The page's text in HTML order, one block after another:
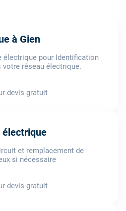
à Gien
électrique pour Identification
réseau électrique.
devis gratuit
et remplacement de
si nécessaire
devis gratuit